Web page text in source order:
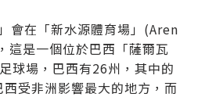
會在「新水源體育場」(Aren
是一個位於巴西「薩爾瓦
球場，巴西有26州，其中的
受非洲影響最大的地方，而